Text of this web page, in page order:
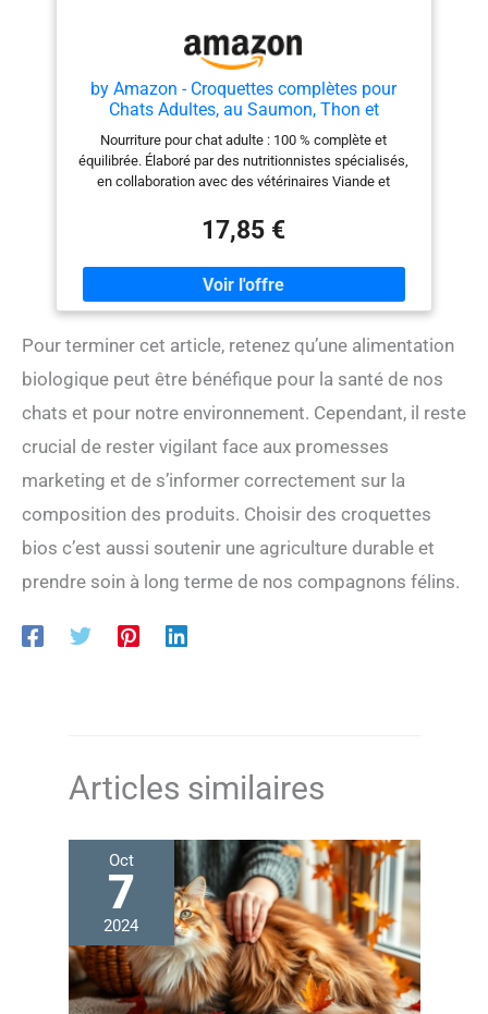
by Amazon - Croquettes complètes pour
Chats Adultes, au Saumon, Thon et
légumes, 1 Lot de 10kg
Nourriture pour chat adulte : 100 % complète et
équilibrée. Élaboré par des nutritionnistes spécialisés,
en collaboration avec des vétérinaires Viande et
dérivés d’origine animale consommables par les
humains) Poisson et produits dérivés du poisson : env.
8 % (produits dérivés d’origine animale consommables
par les humains) Prébiotiques naturels pour faciliter la
digestion Biotine et zinc pour une peau et un pelage
artificiels, colorants ni conservateurs. Sans soja, blé ni
grande qualité Sachet refermable pour une fraîcheur
maximale
17,85 €
Pour terminer cet article, retenez qu’une alimentation
biologique peut être bénéfique pour la santé de nos
chats et pour notre environnement. Cependant, il reste
crucial de rester vigilant face aux promesses
marketing et de s’informer correctement sur la
composition des produits. Choisir des croquettes
bios c’est aussi soutenir une agriculture durable et
prendre soin à long terme de nos compagnons félins.
Articles similaires
Oct
7
2024